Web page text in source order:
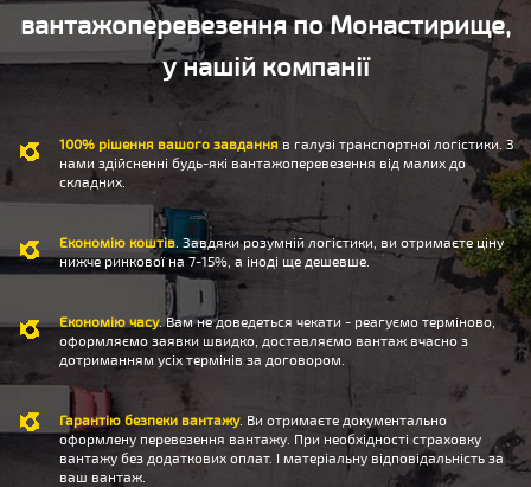
вантажоперевезення по Монастирище,
у нашій компанії
100% рішення вашого завданняв галузі транспортної логістики. З
нами здійсненні будь-які вантажоперевезення від малих до
складних.
Економію коштів . Завдяки розумній логістики, ви отримаєте ціну
нижче ринкової на 7-15%, а іноді ще дешевше.
Економію часу. Вам не доведеться чекати - реагуємо терміново,
оформляємо заявки швидко, доставляємо вантаж вчасно з
дотриманням усіх термінів за договором.
Гарантію безпеки вантажу. Ви отримаєте документально
оформлену перевезення вантажу. При необхідності страховку
вантажу без додаткових оплат. І матеріальну відповідальність за
ваш вантаж.